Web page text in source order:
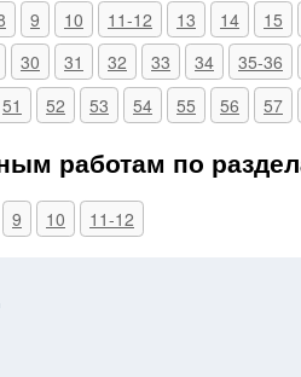
9 10 11-12 13 14 15
30 31 32 33 34 35-36
51 52 53 54 55 56 57
работам по
9 10 11-12